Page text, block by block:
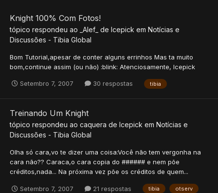
Knight 100% Com Fotos!
tópico respondeu ao _Alef_ de Icepick em Notícias e
Discussões - Tibia Global
Bom Tutorial,apesar de conter alguns errinhos Mas ta muito
bom,continue assim (ou não) :blink: Atenciosamente, Icepick
Setembro 7, 2007 30 respostas tibia
Treinando Um Knight
tópico respondeu ao caquera de Icepick em Notícias e
Discussões - Tibia Global
Olha só cara,vo te dizer uma coisa:Você não tem vergonha na
cara não?? Caraca,o cara copia do ###### e nem põe
créditos,nada... Na próxima vez põe os créditos de quem...
Setembro 7, 2007 21 respostas tibia otserv